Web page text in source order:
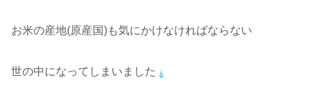
お米の産地(原産国)も気にかけなければならない
世の中になってしまいました